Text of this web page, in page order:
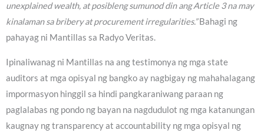
unexplained wealth, at posibleng sumunod din ang Article 3 na may
kinalaman sa bribery at procurement irregularities.”Bahagi ng
pahayag ni Mantillas sa Radyo Veritas.
Ipinaliwanag ni Mantillas na ang testimonya ng mga state
auditors at mga opisyal ng bangko ay nagbigay ng mahahalagang
impormasyon hinggil sa hindi pangkaraniwang paraan ng
paglalabas ng pondo ng bayan na nagdudulot ng mga katanungan
kaugnay ng transparency at accountability ng mga opisyal ng